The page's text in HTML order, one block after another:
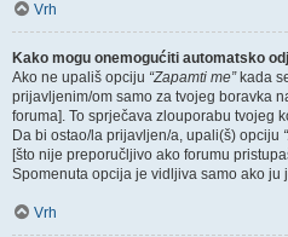
Vrh
Kako mogu onemogućiti automatsko
Ako ne upališ opciju “Zapamti me”kada
prijavljenim/om samo za tvojeg boravka
foruma]. To sprječava zlouporabu tvojeg
Da bi ostao/la prijavljen/a, upali(š) opciju
[što nije preporučljivo ako forumu
Spomenuta opcija je vidljiva samo ako ju
Vrh